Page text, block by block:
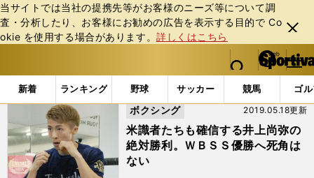
当サイトでは当社の提携先等がお客様のニーズ等について調
査・分析したり、お客様にお勧めの広告を表⽰する⽬的で Co
okie を使⽤する場合があります。詳しくはこちら
閉じ
る
web Sportiva (webスポルティーバ)
検索
マイペ
ー
ジ
メニュ
新着 ランキング 野球 サッカー 競馬 ゴ
b
ス
ル
テ
ィ
ー
「#マヌエル・ロドリゲス」の最新ニュース・ 情報
米識者たちも確信する井上尚弥の
絶対勝利。ＷＢＳＳ優勝へ死角は
ない
2019.05.18更新
ボクシング